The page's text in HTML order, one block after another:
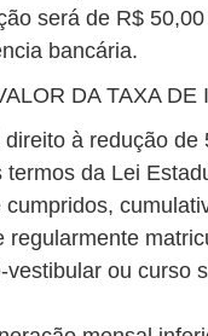
será de R$
bancária.
DA TAXA DE
à redução
da Lei
cumpridos,
regularmente
vestibular ou curso